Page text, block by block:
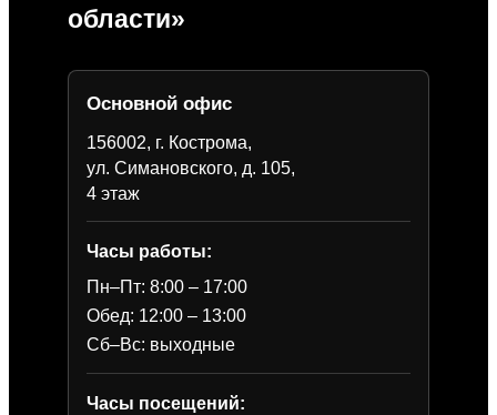
области»
Основной офис
156002, г. Кострома,
ул. Симановского, д. 105,
4 этаж
Часы работы:
Пн–Пт: 8:00 – 17:00
Обед: 12:00 – 13:00
Сб–Вс: выходные
Часы посещений: